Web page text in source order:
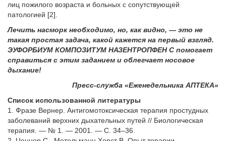
лиц пожилого возраста и больных с сопутствующей
патологией [2].
Лечить насморк необходимо, но, как видно, — это не
такая простая задача, какой кажется на первый взгляд.
ЭУФОРБИУМ КОМПОЗИТУМ НАЗЕНТРОПФЕН С помогает
справиться с этим заданием и облегчает носовое
дыхание!
Пресс-служба «Еженедельника АПТЕКА»
Список использованной литературы
1. Фразе Вернер. Антигомотоксическая терапия простудных
заболеваний верхних дыхательных путей // Биологическая
терапия. — № 1. — 2001. — С. 34–36.